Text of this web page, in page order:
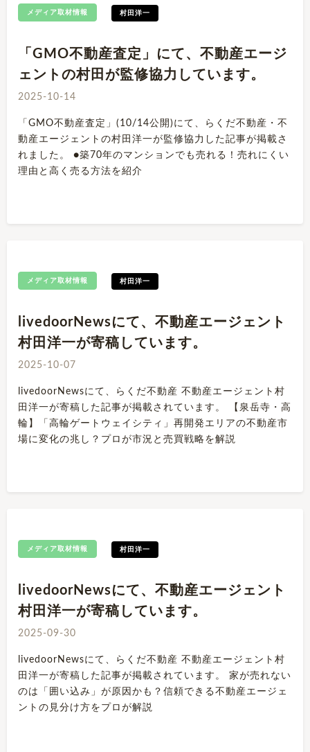
メディア取材情報 村田洋一
「GMO不動産査定」にて、不動産エージ
ェントの村田が監修協力しています。
2025-10-14
「GMO不動産査定」(10/14公開)にて、らくだ不動産・不
動産エージェントの村田洋一が監修協力した記事が掲載さ
れました。 ●築70年のマンションでも売れる！売れにくい
理由と高く売る方法を紹介
メディア取材情報 村田洋一
livedoorNewsにて、不動産エージェント
村田洋一が寄稿しています。
2025-10-07
livedoorNewsにて、らくだ不動産 不動産エージェント村
田洋一が寄稿した記事が掲載されています。 【泉岳寺・高
輪】「高輪ゲートウェイシティ」再開発エリアの不動産市
場に変化の兆し？プロが市況と売買戦略を解説
メディア取材情報 村田洋一
livedoorNewsにて、不動産エージェント
村田洋一が寄稿しています。
2025-09-30
livedoorNewsにて、らくだ不動産 不動産エージェント村
田洋一が寄稿した記事が掲載されています。 家が売れない
のは「囲い込み」が原因かも？信頼できる不動産エージェ
ントの見分け方をプロが解説